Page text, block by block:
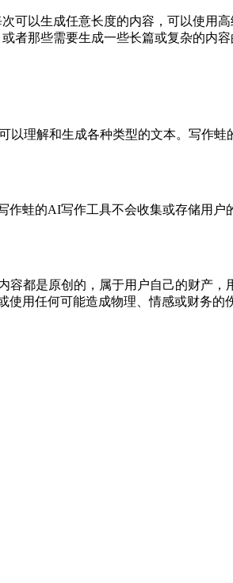
可以生成任意长度的内容，可以使用
者那些需要生成一些长篇或复杂的内容
理解和生成各种类型的文本。写作蛙
蛙的AI写作工具不会收集或存储用户
都是原创的，属于用户自己的财产，
用任何可能造成物理、情感或财务的